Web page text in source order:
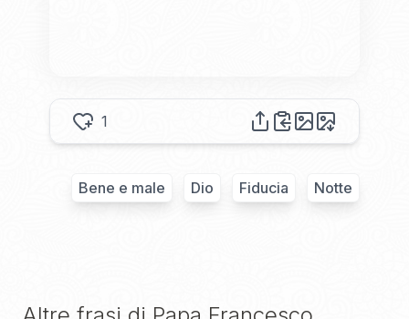
1
Bene e male Dio Fiducia Notte